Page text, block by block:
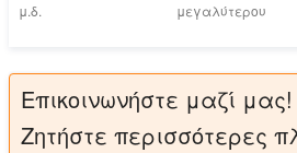
μ.δ.
μεγαλύτερου
Επικοινωνήστε μαζί
Ζητήστε περισσότερες